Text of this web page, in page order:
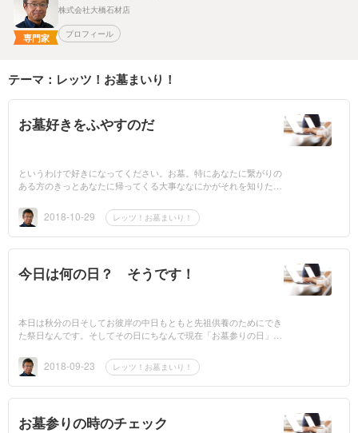
専門家
株式会社大橋石材店
プロフィール
テーマ：レッツ！お墓まいり！
お墓好きをふやすのだ
というわけで好きになってください。お墓。特にあなたに繋がりの
ある方のきっとあなたに帰ってくる大事ななにかがそれを知りたけ
2018-10-29 レッツ！お墓まいり！
今日は何の日？ そうです！
本日は秋分の日そしてお彼岸の中日もともと先祖供養のためにでき
た祭日なんです。そしてその日にちなんで現在「お墓参りの日」と
2018-09-23 レッツ！お墓まいり！
お墓参りの時のチェック